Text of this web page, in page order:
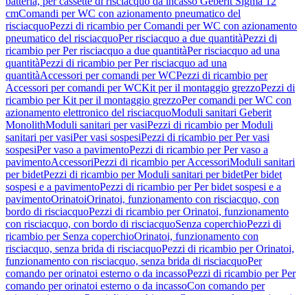
cmComandi per WC con azionamento pneumatico del
risciacquoPezzi di ricambio per Comandi per WC con azionamento
pneumatico del risciacquoPer risciacquo a due quantitàPezzi di
ricambio per Per risciacquo a due quantitàPer risciacquo ad una
quantitàPezzi di ricambio per Per risciacquo ad una
quantitàAccessori per comandi per WCPezzi di ricambio per
Accessori per comandi per WCKit per il montaggio grezzoPezzi di
ricambio per Kit per il montaggio grezzoPer comandi per WC con
azionamento elettronico del risciacquoModuli sanitari Geberit
MonolithModuli sanitari per vasiPezzi di ricambio per Moduli
sanitari per vasiPer vasi sospesiPezzi di ricambio per Per vasi
sospesiPer vaso a pavimentoPezzi di ricambio per Per vaso a
pavimentoAccessoriPezzi di ricambio per AccessoriModuli sanitari
per bidetPezzi di ricambio per Moduli sanitari per bidetPer bidet
sospesi e a pavimentoPezzi di ricambio per Per bidet sospesi e a
pavimentoOrinatoiOrinatoi, funzionamento con risciacquo, con
bordo di risciacquoPezzi di ricambio per Orinatoi, funzionamento
con risciacquo, con bordo di risciacquoSenza coperchioPezzi di
ricambio per Senza coperchioOrinatoi, funzionamento con
risciacquo, senza brida di risciacquoPezzi di ricambio per Orinatoi,
funzionamento con risciacquo, senza brida di risciacquoPer
comando per orinatoi esterno o da incassoPezzi di ricambio per Per
comando per orinatoi esterno o da incassoCon comando per